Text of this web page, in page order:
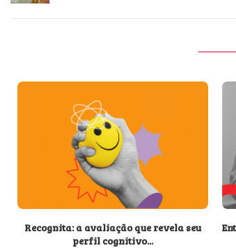
Recognita: a avaliação que revela seu
perfil cognitivo...